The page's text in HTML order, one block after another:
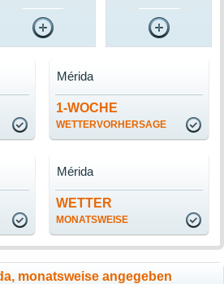
1-WOCHE
WETTERVORHERSAGE
Mérida
WETTER
MONATSWEISE
Mérida
monatsweise angegeben